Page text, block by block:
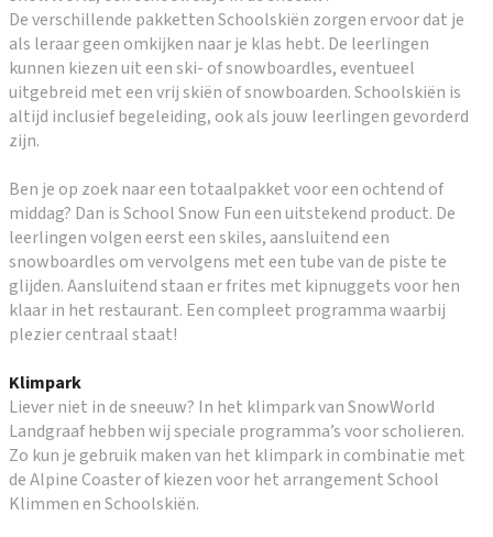
De verschillende pakketten Schoolskiën zorgen ervoor dat je
als leraar geen omkijken naar je klas hebt. De leerlingen
kunnen kiezen uit een ski- of snowboardles, eventueel
uitgebreid met een vrij skiën of snowboarden. Schoolskiën is
altijd inclusief begeleiding, ook als jouw leerlingen gevorderd
zijn.
Ben je op zoek naar een totaalpakket voor een ochtend of
middag? Dan is School Snow Fun een uitstekend product. De
leerlingen volgen eerst een skiles, aansluitend een
snowboardles om vervolgens met een tube van de piste te
glijden. Aansluitend staan er frites met kipnuggets voor hen
klaar in het restaurant. Een compleet programma waarbij
plezier centraal staat!
Klimpark
Liever niet in de sneeuw? In het klimpark van SnowWorld
Landgraaf hebben wij speciale programma’s voor scholieren.
Zo kun je gebruik maken van het klimpark in combinatie met
de Alpine Coaster of kiezen voor het arrangement School
Klimmen en Schoolskiën.